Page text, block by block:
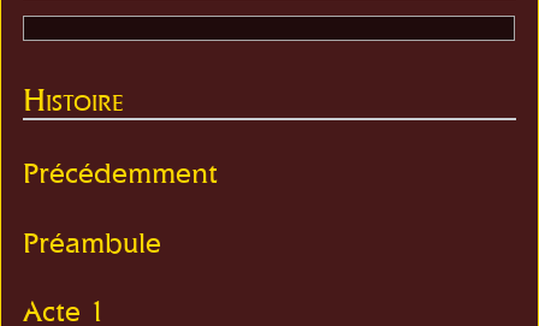
Histoire
Précédemment
Préambule
Acte 1